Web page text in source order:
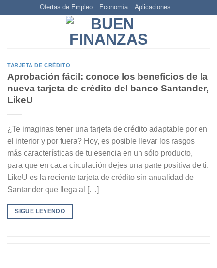
Ofertas de Empleo Economía Aplicaciones
TARJETA DE CRÉDITO
Aprobación fácil: conoce los beneficios de la
nueva tarjeta de crédito del banco Santander,
LikeU
¿Te imaginas tener una tarjeta de crédito adaptable por en
el interior y por fuera? Hoy, es posible llevar los rasgos
más características de tu esencia en un sólo producto,
para que en cada circulación dejes una parte positiva de ti.
LikeU es la reciente tarjeta de crédito sin anualidad de
Santander que llega al […]
SIGUE LEYENDO